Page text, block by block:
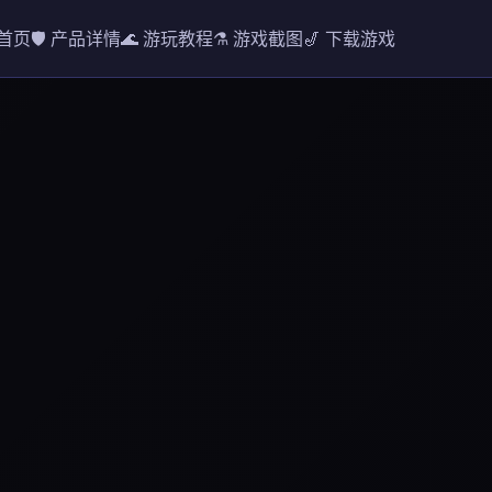
页🛡️ 产品详情🌊 游玩教程⚗️ 游戏截图🎷 下载游戏